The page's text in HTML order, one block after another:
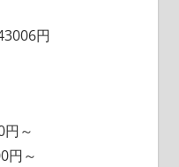
円
～